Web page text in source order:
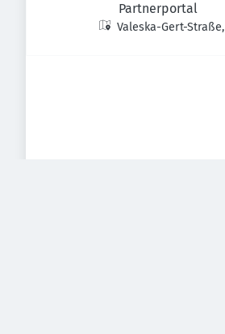
Partnerportal
Valeska-Gert-